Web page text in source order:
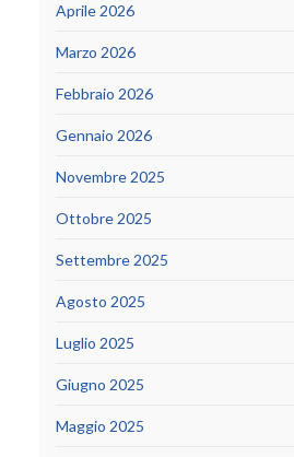
Aprile 2026
Marzo 2026
Febbraio 2026
Gennaio 2026
Novembre 2025
Ottobre 2025
Settembre 2025
Agosto 2025
Luglio 2025
Giugno 2025
Maggio 2025